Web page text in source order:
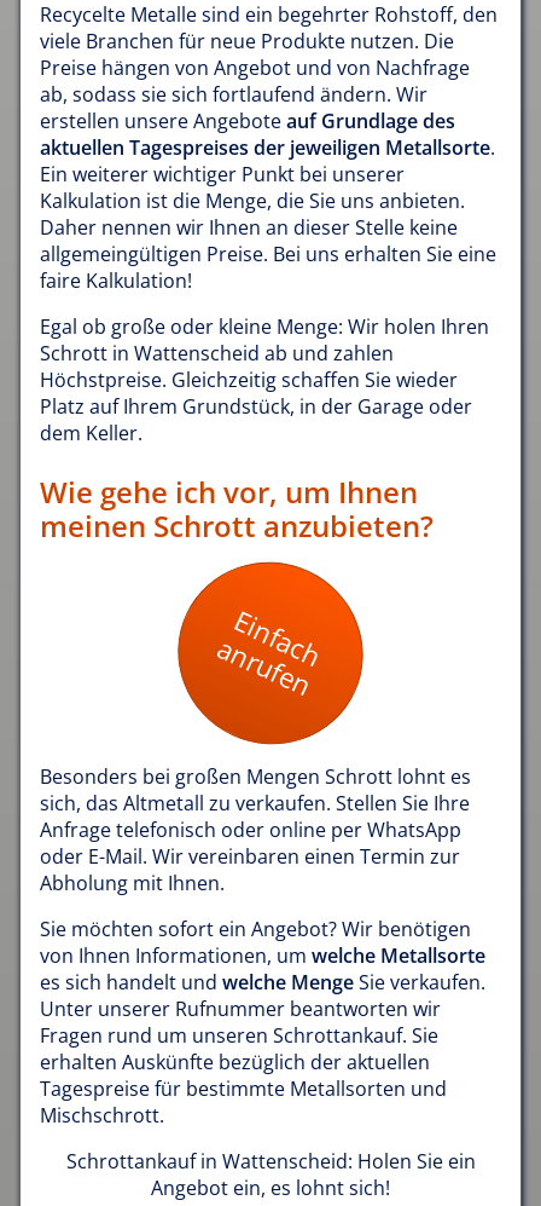
Recycelte Metalle sind ein begehrter Rohstoff, den
viele Branchen für neue Produkte nutzen. Die
Preise hängen von Angebot und von Nachfrage
ab, sodass sie sich fortlaufend ändern. Wir
erstellen unsere Angeboteauf Grundlage des
aktuellen Tagespreises der jeweiligen Metallsorte.
Ein weiterer wichtiger Punkt bei unserer
Kalkulation ist die Menge, die Sie uns anbieten.
Daher nennen wir Ihnen an dieser Stelle keine
allgemeingültigen Preise. Bei uns erhalten Sie eine
faire Kalkulation!
Egal ob große oder kleine Menge: Wir holen Ihren
Schrott in Wattenscheid ab und zahlen
Höchstpreise. Gleichzeitig schaffen Sie wieder
Platz auf Ihrem Grundstück, in der Garage oder
dem Keller.
Wie gehe ich vor, um Ihnen
meinen Schrott anzubieten?
Einfach
anrufen
Besonders bei großen Mengen Schrott lohnt es
sich, das Altmetall zu verkaufen. Stellen Sie Ihre
Anfrage telefonisch oder online per WhatsApp
oder E-Mail. Wir vereinbaren einen Termin zur
Abholung mit Ihnen.
Sie möchten sofort ein Angebot? Wir benötigen
von Ihnen Informationen, um welche Metallsorte
es sich handelt und welche MengeSie verkaufen.
Unter unserer Rufnummer beantworten wir
Fragen rund um unseren Schrottankauf. Sie
erhalten Auskünfte bezüglich der aktuellen
Tagespreise für bestimmte Metallsorten und
Mischschrott.
Schrottankauf in Wattenscheid: Holen Sie ein
Angebot ein, es lohnt sich!